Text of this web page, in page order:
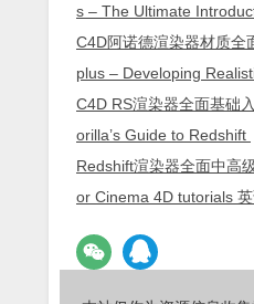
s – The Ultimate
C4D阿诺德渲染器材质全
plus – Developing
C4D RS渲染器全面基础
orilla’s Guide to Redshift
Redshift渲染器全面中高
or Cinema 4D tutorials